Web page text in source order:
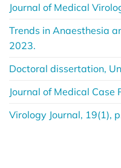
Journal of Medical
Trends in Anaesthesia
2023.
Doctoral dissertation,
Journal of Medical
Virology Journal, 19(1),